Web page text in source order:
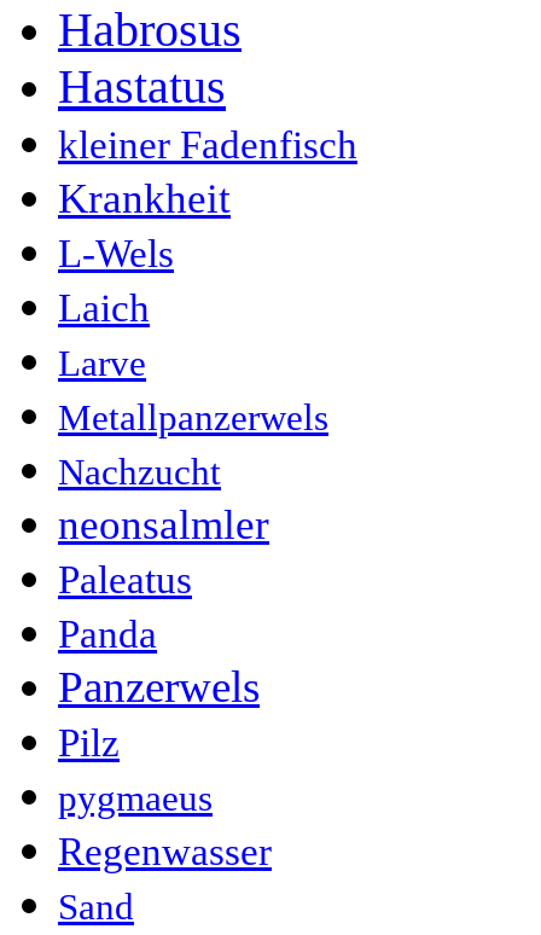
Habrosus
Hastatus
kleiner Fadenfisch
Krankheit
L-Wels
Laich
Larve
Metallpanzerwels
Nachzucht
neonsalmler
Paleatus
Panda
Panzerwels
Pilz
pygmaeus
Regenwasser
Sand